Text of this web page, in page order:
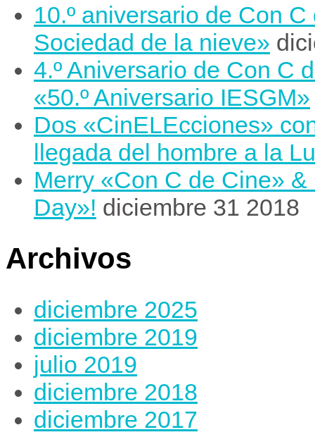
10.º aniversario de Con
Sociedad de la nieve»
4.º Aniversario de Con C
«50.º Aniversario IESGM»
Dos «CinELEcciones»
llegada del hombre a la
Merry «Con C de Cine»
Day»! diciembre 31 2018
Archivos
diciembre 2025
diciembre 2019
julio 2019
diciembre 2018
diciembre 2017